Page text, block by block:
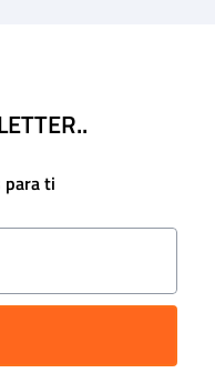
para ti